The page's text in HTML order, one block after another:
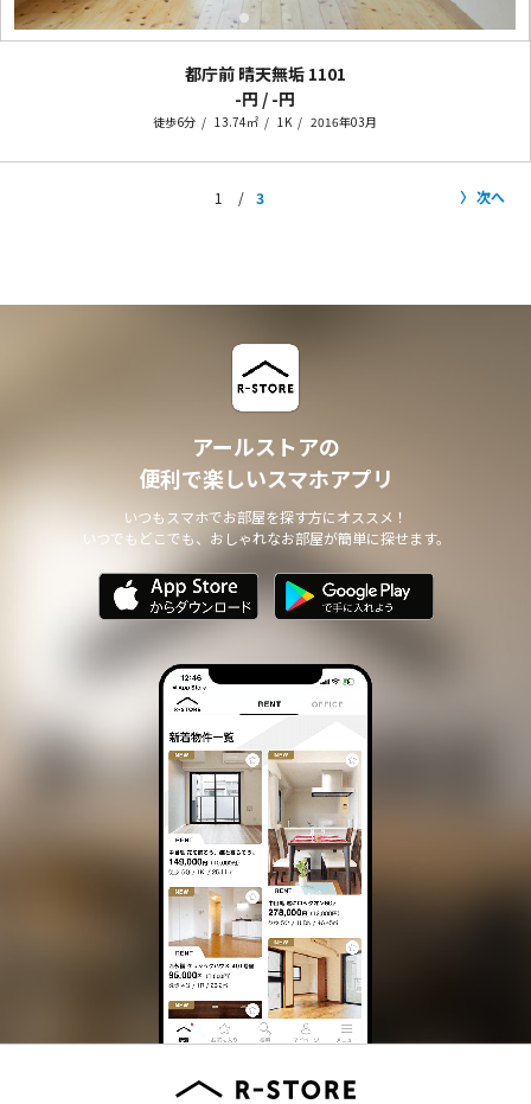
都庁前 晴天無垢 1101
-円 / -円
徒歩6分 13.74㎡ 1K 2016年03月
1 3 次へ
アールストアの
便利で楽しいスマホアプリ
いつもスマホでお部屋を探す方にオススメ！
いつでもどこでも、おしゃれなお部屋が簡単に探せます。